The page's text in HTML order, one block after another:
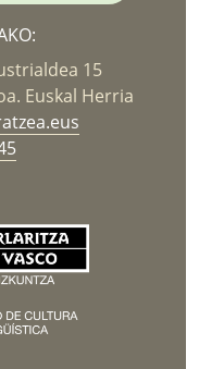
15
Euskal Herria